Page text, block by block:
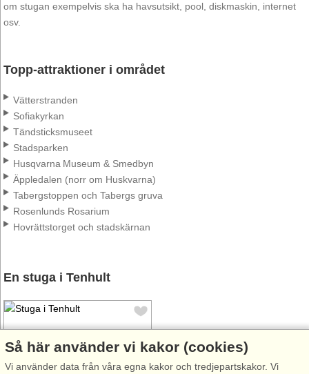
om stugan exempelvis ska ha havsutsikt, pool, diskmaskin, internet
osv.
Topp-attraktioner i området
Vätterstranden
Sofiakyrkan
Tändsticksmuseet
Stadsparken
Husqvarna Museum & Smedbyn
Äppledalen (norr om Huskvarna)
Tabergstoppen och Tabergs gruva
Rosenlunds Rosarium
Hovrättstorget och stadskärnan
En stuga i Tenhult
Så här använder vi kakor (cookies)
Vi använder data från våra egna kakor och tredjepartskakor. Vi